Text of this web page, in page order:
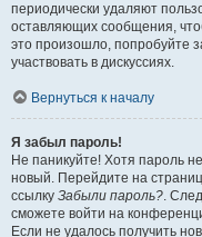
периодически удаляют
оставляющих сообщения,
это произошло, попробуйте
участвовать в дискуссиях.
Вернуться к началу
Я забыл пароль!
Не паникуйте! Хотя пароль
новый. Перейдите на
ссылку Забыли пароль?.
сможете войти на
Если не удалось получить